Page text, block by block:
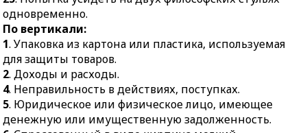
одновременно.
По вертикали:
1. Упаковка из картона или пластика, используемая
для защиты товаров.
2. Доходы и расходы.
4. Неправильность в действиях, поступках.
5. Юридическое или физическое лицо, имеющее
денежную или имущественную задолженность.